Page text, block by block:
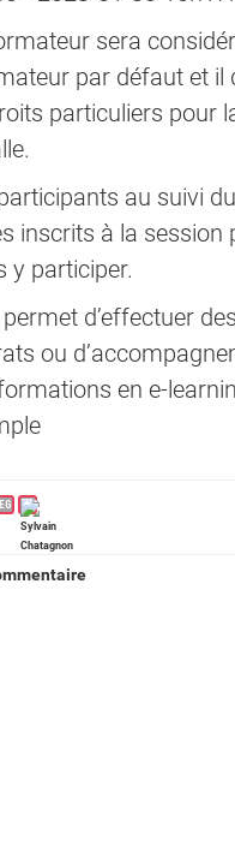
sera
par défaut et il
particuliers pour
au suivi
inscrits à la session
y participer.
permet d’effectuer
ou
en e-
EG